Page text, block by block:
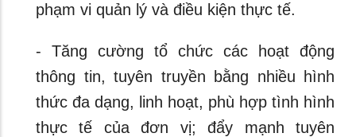
phạm vi quản lý và điều kiện thực tế.
- Tăng cường tổ chức các hoạt động
thông tin, tuyên truyền bằng nhiều hình
thức đa dạng, linh hoạt, phù hợp tình hình
thực tế của đơn vị; đẩy mạnh tuyên